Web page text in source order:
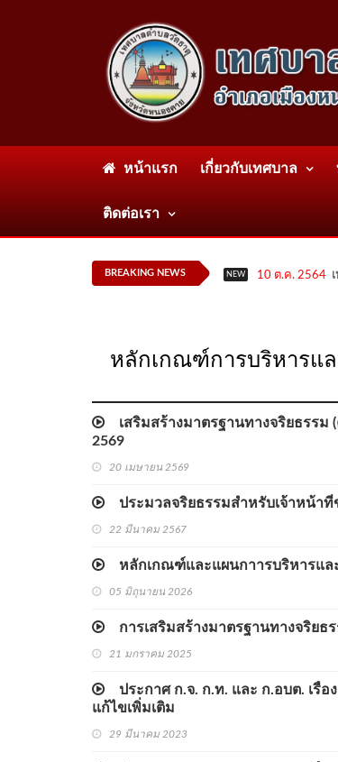
หน้าแรก เกี่ยวกับเทศบาล
ติดต่อเรา
BREAKING NEWS NEW 10 ต.ค. 2564
หลักเกณฑ์การบริหารแ
เสริมสร้างมาตรฐานทางจริยธรรม
2569
20 เมษายน 2569
ประมวลจริยธรรมสำหรับเจ้าหน้า
22 มีนาคม 2567
หลักเกณฑ์และแผนกาารบริหารแล
05 มิถุนายน 2026
การเสริมสร้างมาตรฐานทางจริยธ
21 มกราคม 2025
ประกาศ ก.จ. ก.ท. และ ก.อบต. เรื่
แก้ไขเพิ่มเติม
29 มีนาคม 2023